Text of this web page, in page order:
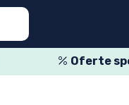
Oferte